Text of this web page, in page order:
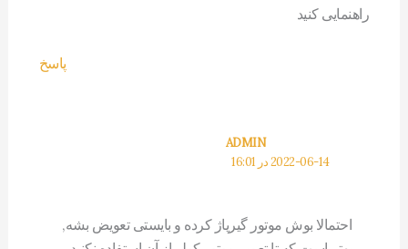
راهنمایی کنید
پاسخ
ADMIN
2022-06-14 در 16:01
احتمالا بوش موتور گیرپاژ کرده و بایستی تعویض بشه,